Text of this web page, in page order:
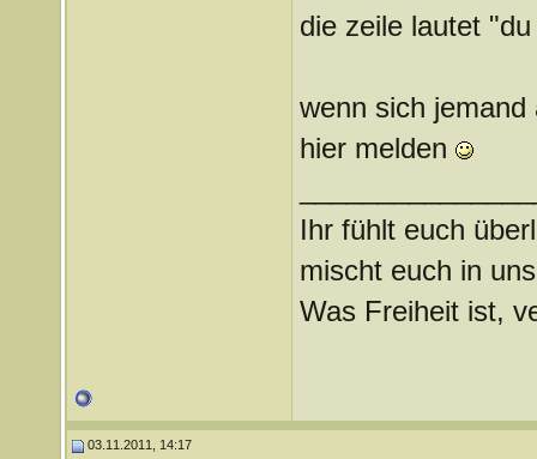
die zeile lautet
wenn sich
hier melden
Ihr fühlt euch
mischt euch in
Was Freiheit ist,
03.11.2011, 14:17